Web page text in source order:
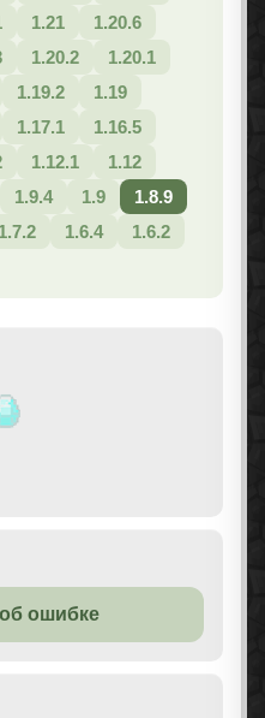
1.21
1.20.6
1.20.2
1.20.1
1.19.2
1.19
1.17.1
1.16.5
1.12.1
1.12
1.9.4 1.9
1.8.9
1.7.2 1.6.4
1.6.2
ошибке